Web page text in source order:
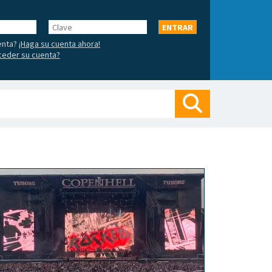
Clave
ENTRAR
¡Haga su cuenta ahora!
su cuenta?